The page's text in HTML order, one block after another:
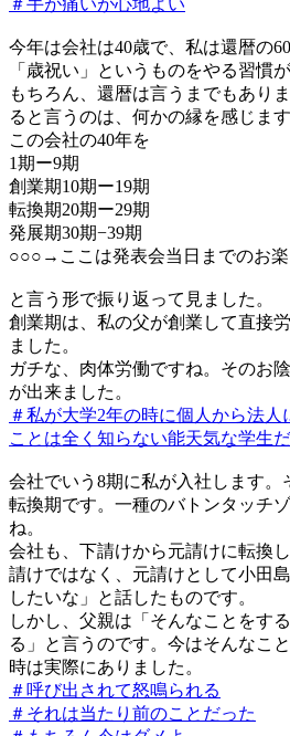
今年は会社は40歳で、私は還暦の
「歳祝い」というものをやる習慣
もちろん、還暦は言うまでもあり
ると言うのは、何かの縁を感じます
この会社の40年を
1期ー9期
創業期10期ー19期
転換期20期ー29期
発展期30期−39期
○○○→ここは発表会当日までのお
と言う形で振り返って見ました。
創業期は、私の父が創業して直接
ました。
ガチな、肉体労働ですね。そのお
が出来ました。
＃私が大学2年の時に個人から法人
ことは全く知らない能天気な学生
会社でいう8期に私が入社します。
転換期です。一種のバトンタッチ
ね。
会社も、下請けから元請けに転換
請けではなく、元請けとして小田
したいな」と話したものです。
しかし、父親は「そんなことをす
る」と言うのです。今はそんなこ
時は実際にありました。
＃呼び出されて怒鳴られる
＃それは当たり前のことだった